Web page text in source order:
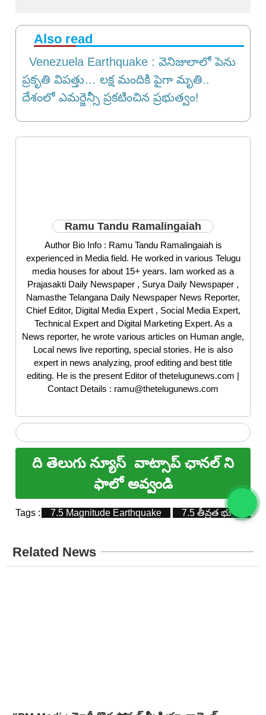
Also read
Venezuela Earthquake : వెనిజులాలో పెను
ప్రకృతి విపత్తు… లక్ష మందికి పైగా మృతి..
దేశంలో ఎమర్జెన్సీ ప్రకటించిన ప్రభుత్వం!
Ramu Tandu Ramalingaiah
Author Bio Info : Ramu Tandu Ramalingaiah is
experienced in Media field. He worked in various Telugu
media houses for about 15+ years. Iam worked as a
Prajasakti Daily Newspaper , Surya Daily Newspaper ,
Namasthe Telangana Daily Newspaper News Reporter,
Chief Editor, Digital Media Expert , Social Media Expert,
Technical Expert and Digital Marketing Expert. As a
News reporter, he wrote various articles on Human angle,
Local news live reporting, special stories. He is also
expert in news analyzing, proof editing and best title
editing. He is the present Editor of thetelugunews.com |
Contact Details : ramu@thetelugunews.com
ది తెలుగు న్యూస్ వాట్సాప్ ఛానల్ ని
ఫాలో అవ్వండి
Tags : 7.5 Magnitude Earthquake 7.5 తీవ్రత భూకంపం
Related News